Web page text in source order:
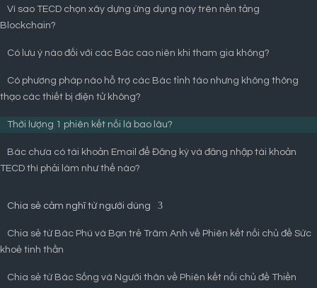
Vì sao TECD chọn xây dựng ứng dụng này trên nền tảng
Blockchain?
Có lưu ý nào đối với các Bác cao niên khi tham gia không?
Có phương pháp nào hỗ trợ các Bác tỉnh táo nhưng không thông
thạo các thiết bị điện tử không?
Thời lượng 1 phiên kết nối là bao lâu?
Bác chưa có tài khoản Email để Đăng ký và đăng nhập tài khoản
TECD thì phải làm như thế nào?
Chia sẻ cảm nghĩ từ người dùng
Chia sẻ từ Bác Phú và Bạn trẻ Trâm Anh về Phiên kết nối chủ đề Sức
khoẻ tinh thần
Chia sẻ từ Bác Sống và Người thân về Phiên kết nối chủ đề Thiền